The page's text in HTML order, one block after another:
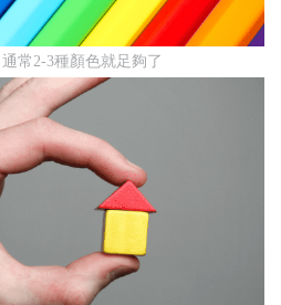
常2-3種顏色就足夠了